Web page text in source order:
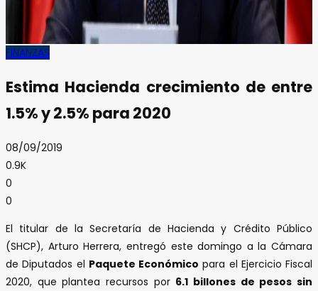
FINANZAS
Estima Hacienda crecimiento de entre
1.5% y 2.5% para 2020
08/09/2019
0.9K
0
0
El titular de la Secretaría de Hacienda y Crédito Público
(SHCP), Arturo Herrera, entregó este domingo a la Cámara
de Diputados el Paquete Económico para el Ejercicio Fiscal
2020, que plantea recursos por 6.1 billones de pesos sin